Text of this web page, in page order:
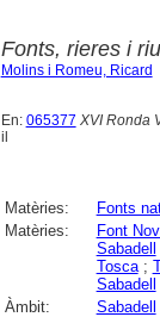
Fonts, rieres i
Molins i Romeu, Ricard
En: 065377 XVI Ronda
il
Matèries: Fonts
Matèries:
Font
Sabadell
Tosca;
Sabadell
Àmbit:
Sabadell